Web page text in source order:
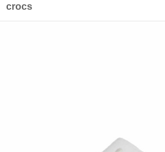
crocs